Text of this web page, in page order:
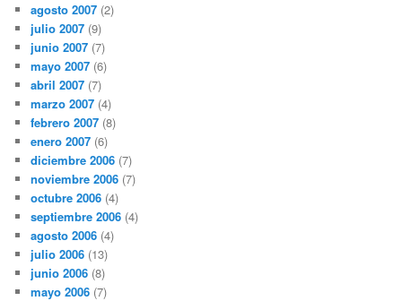
agosto 2007 (2)
julio 2007 (9)
junio 2007 (7)
mayo 2007 (6)
abril 2007 (7)
marzo 2007 (4)
febrero 2007 (8)
enero 2007 (6)
diciembre 2006 (7)
noviembre 2006 (7)
octubre 2006 (4)
septiembre 2006 (4)
agosto 2006 (4)
julio 2006 (13)
junio 2006 (8)
mayo 2006 (7)